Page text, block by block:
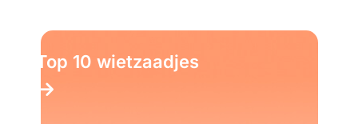
Top 10 wietzaadjes